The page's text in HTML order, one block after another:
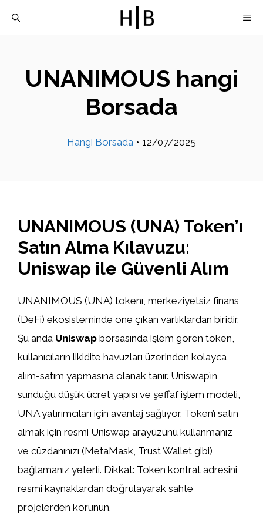
UNANIMOUS hangi
Borsada
Hangi Borsada • 12/07/2025
UNANIMOUS (UNA) Token’ı
Satın Alma Kılavuzu:
Uniswap ile Güvenli Alım
UNANIMOUS (UNA) tokenı, merkeziyetsiz finans
(DeFi) ekosisteminde öne çıkan varlıklardan biridir.
Şu anda Uniswap borsasında işlem gören token,
kullanıcıların likidite havuzları üzerinden kolayca
alım-satım yapmasına olanak tanır. Uniswap’ın
sunduğu düşük ücret yapısı ve şeffaf işlem modeli,
UNA yatırımcıları için avantaj sağlıyor. Token’ı satın
almak için resmi Uniswap arayüzünü kullanmanız
ve cüzdanınızı (MetaMask, Trust Wallet gibi)
bağlamanız yeterli. Dikkat: Token kontrat adresini
resmi kaynaklardan doğrulayarak sahte
projelerden korunun.